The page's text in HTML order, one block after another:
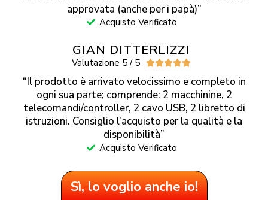
approvata (anche per i papà)”
Acquisto Verificato
GIAN DITTERLIZZI
Valutazione 5 / 5 
“Il prodotto è arrivato velocissimo e completo in
ogni sua parte; comprende: 2 macchinine, 2
telecomandi/controller, 2 cavo USB, 2 libretto di
istruzioni. Consiglio l’acquisto per la qualità e la
disponibilità”
Acquisto Verificato
Sì, lo voglio anche io!